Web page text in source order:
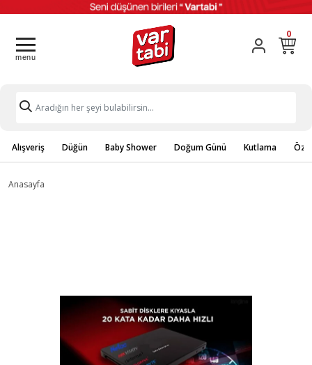
0
Alışveriş Düğün Baby Shower Doğum Günü Kutlama
Anasayfa